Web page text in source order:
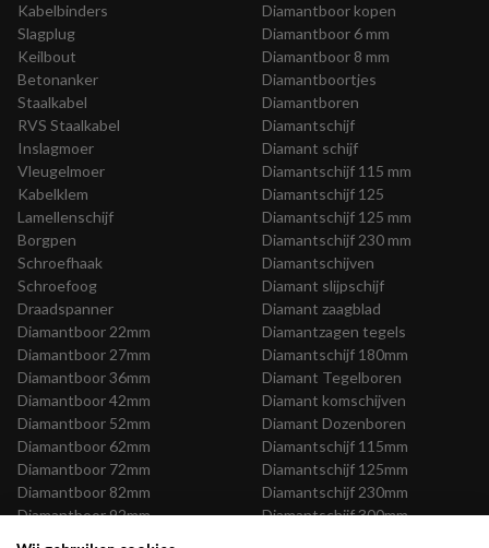
Kabelbinders
Slagplug
Keilbout
Betonanker
Staalkabel
RVS Staalkabel
Inslagmoer
Vleugelmoer
Kabelklem
Lamellenschijf
Borgpen
Schroefhaak
Schroefoog
Draadspanner
Diamantboor kopen
Diamantboor 6 mm
Diamantboor 8 mm
Diamantboortjes
Diamantboren
Diamantschijf
Diamant schijf
Diamantschijf 115 mm
Diamantschijf 125
Diamantschijf 125 mm
Diamantschijf 230 mm
Diamantschijven
Diamant slijpschijf
Diamant zaagblad
Diamantboor 22mm
Diamantboor 27mm
Diamantboor 36mm
Diamantboor 42mm
Diamantboor 52mm
Diamantboor 62mm
Diamantboor 72mm
Diamantboor 82mm
Diamantboor 92mm
Diamantzagen tegels
Diamantschijf 180mm
Diamant Tegelboren
Diamant komschijven
Diamant Dozenboren
Diamantschijf 115mm
Diamantschijf 125mm
Diamantschijf 230mm
Diamantschijf 300mm